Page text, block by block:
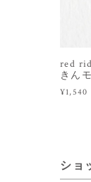
red
きん
¥1,540
ショ